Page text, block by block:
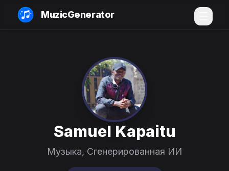
MuzicGenerator
Samuel Kapaitu
Музыка, Сгенерированная ИИ